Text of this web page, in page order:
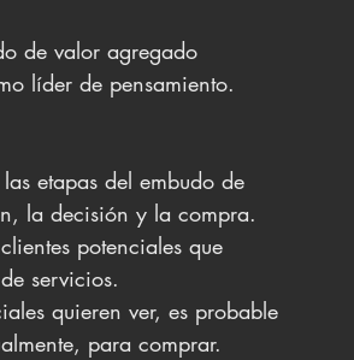
de valor agregado
líder de pensamiento.
etapas del embudo de
la decisión y la compra.
potenciales que
servicios.
quieren ver, es probable
para comprar.